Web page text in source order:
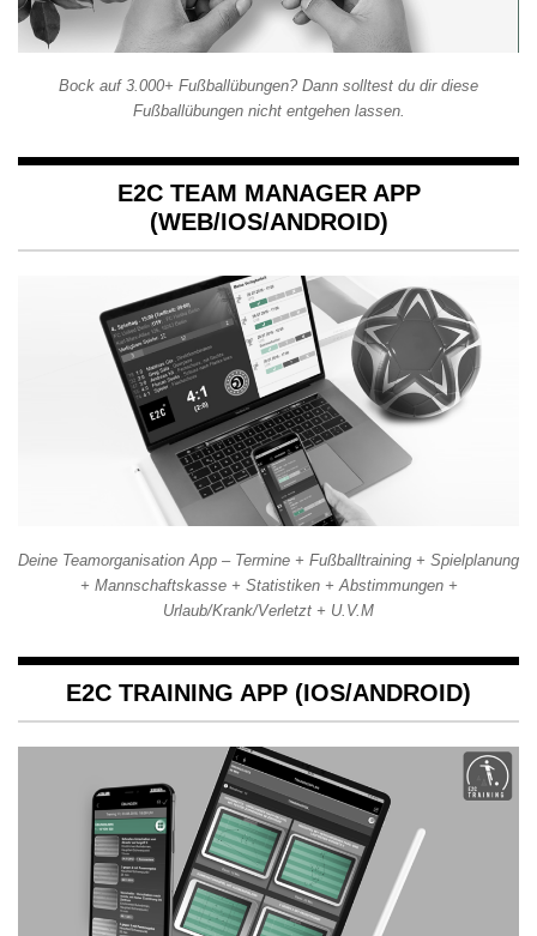
Bock auf 3.000+ Fußballübungen? Dann solltest du dir diese
Fußballübungen nicht entgehen lassen.
E2C TEAM MANAGER APP
(WEB/IOS/ANDROID)
Deine Teamorganisation App – Termine + Fußballtraining + Spielplanung
+ Mannschaftskasse + Statistiken + Abstimmungen +
Urlaub/Krank/Verletzt + U.V.M
E2C TRAINING APP (IOS/ANDROID)